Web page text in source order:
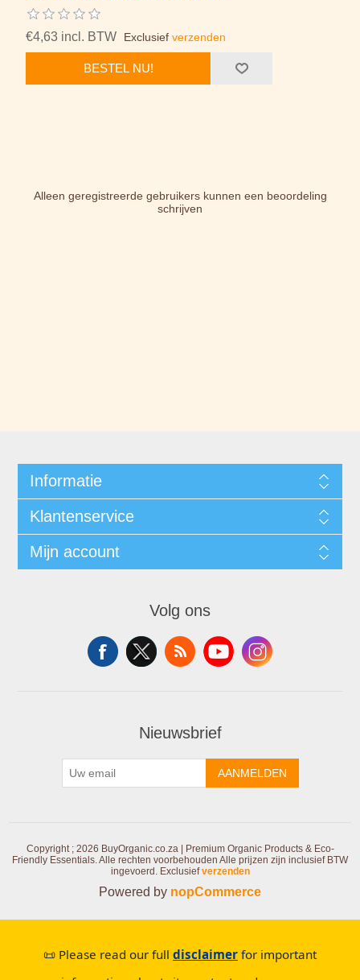
€4,63 incl. BTW Exclusiefverzenden
BESTEL NU!
Alleen geregistreerde gebruikers kunnen een beoordeling
schrijven
Informatie
Klantenservice
Mijn account
Volg ons
Nieuwsbrief
AANMELDEN
Copyright ; 2026 BuyOrganic.co.za | Premium Organic Products & Eco-
Friendly Essentials. Alle rechten voorbehouden Alle prijzen zijn inclusief BTW
ingevoerd. Exclusiefverzenden
Powered by nopCommerce
📜 Please read our full disclaimer for important